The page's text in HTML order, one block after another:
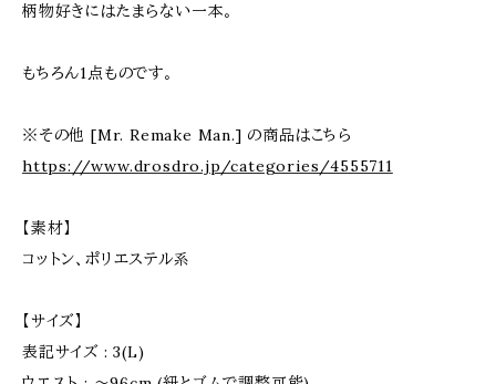
柄物好きにはたまらない一本。
もちろん1点ものです。
※その他 [Mr. Remake Man.] の商品はこちら
https://www.drosdro.jp/categories/4555711
【素材】
コットン、ポリエステル系
【サイズ】
表記サイズ : 3(L)